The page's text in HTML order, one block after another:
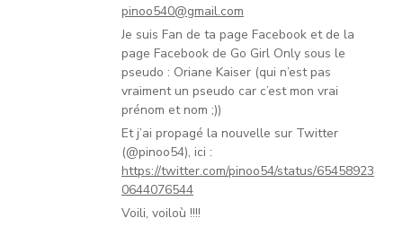
pinoo540@gmail.com
Je suis Fan de ta page Facebook et de la
page Facebook de Go Girl Only sous le
pseudo : Oriane Kaiser (qui n’est pas
vraiment un pseudo car c’est mon vrai
prénom et nom ;))
Et j’ai propagé la nouvelle sur Twitter
(@pinoo54), ici :
https://twitter.com/pinoo54/status/65458923
0644076544
Voili, voiloù !!!!